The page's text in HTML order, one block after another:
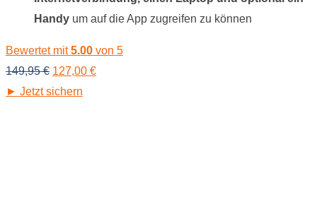
Handy um auf die App zugreifen zu können
Bewertet mit5.00 von 5
149,95€ Ursprünglicher
Preis
127,00 €Aktueller
► Jetzt sichern